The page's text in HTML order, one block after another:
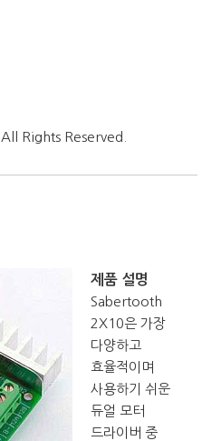
Rights Reserved.
제품 설명
Sabertooth
2X10은 가장
다양하고
효율적이며
사용하기 쉬운
듀얼 모터
드라이버 중